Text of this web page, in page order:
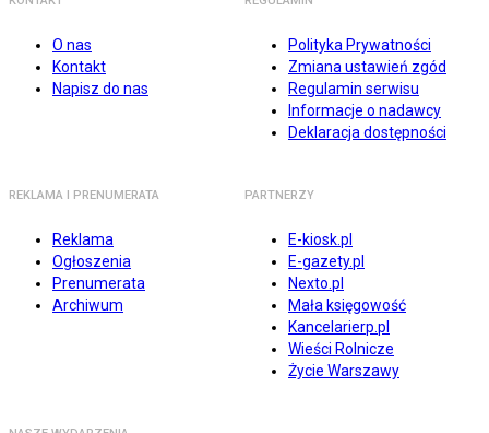
O nas
Kontakt
Napisz do nas
Polityka Prywatności
Zmiana ustawień zgód
Regulamin serwisu
Informacje o nadawcy
Deklaracja dostępności
REKLAMA I PRENUMERATA
Reklama
Ogłoszenia
Prenumerata
Archiwum
PARTNERZY
E-kiosk.pl
E-gazety.pl
Nexto.pl
Mała księgowość
Kancelarierp.pl
Wieści Rolnicze
Życie Warszawy